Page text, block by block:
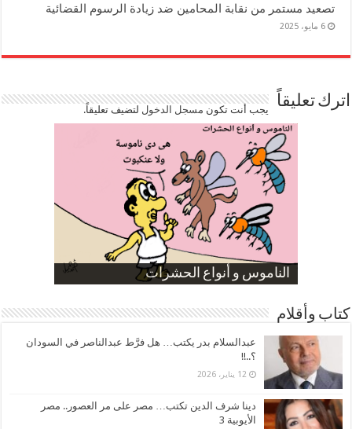
تصعيد مستمر من نقابة المحامين ضد زيادة الرسوم القضائية
6 مايو، 2025
اترك تعليقاً يجب أنت تكون مسجل الدخوللتضيف تعليقاً.
الناموس و أنواع الحشرات
الموظفين بعد ارتفاع الأسعار
ارتفاع نسبة الطلاق في مصر
صورة كاركاتيرية
صورة كاركاتيرية
كتاب وأقلام
عبدالسلام بدر يكتب… هل فرَّط عبدالناصر في السودان
؟..!!
12 يناير، 2026
دينا شرف الدين تكتب… مصر على مر العصور.. مصر
الأيوبية 3